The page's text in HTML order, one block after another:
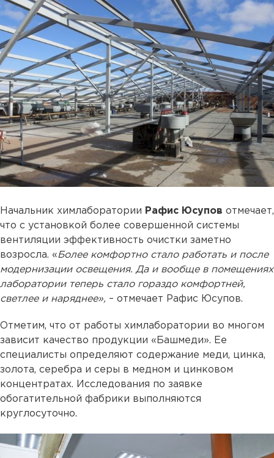
Начальник химлаборатории Рафис Юсупов отмечает,
что с установкой более совершенной системы
вентиляции эффективность очистки заметно
возросла. « Более комфортно стало работать и после
модернизации освещения. Да и вообще в помещениях
лаборатории теперь стало гораздо комфортней,
светлее и наряднее», – отмечает Рафис Юсупов.
Отметим, что от работы химлаборатории во многом
зависит качество продукции «Башмеди». Ее
специалисты определяют содержание меди, цинка,
золота, серебра и серы в медном и цинковом
концентратах. Исследования по заявке
обогатительной фабрики выполняются
круглосуточно.